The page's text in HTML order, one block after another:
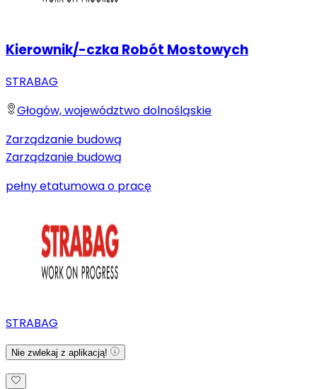
Kierownik/-czka Robót Mostowych
STRABAG
Głogów, województwo dolnośląskie
Zarządzanie budową
Zarządzanie budową
pełny etatumowa o pracę
STRABAG
Nie zwlekaj z aplikacją!